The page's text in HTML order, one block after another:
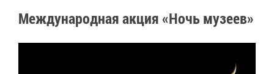
Меж­ду­на­род­ная ак­ция «Ночь му­зеев»